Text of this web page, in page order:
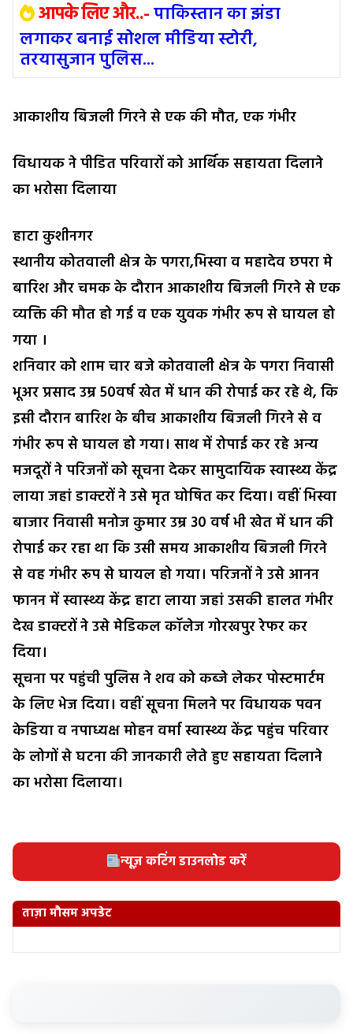
आपके लिए और..-पाकिस्तान का झंडा
लगाकर बनाई सोशल मीडिया स्टोरी,
तरयासुजान पुलिस...
आकाशीय बिजली गिरने से एक की मौत, एक गंभीर
विधायक ने पीडित परिवारों को आर्थिक सहायता दिलाने
का भरोसा दिलाया
हाटा कुशीनगर
स्थानीय कोतवाली क्षेत्र के पगरा,भिस्वा व महादेव छपरा मे
बारिश और चमक के दौरान आकाशीय बिजली गिरने से एक
व्यक्ति की मौत हो गई व एक युवक गंभीर रूप से घायल हो
गया ।
शनिवार को शाम चार बजे कोतवाली क्षेत्र के पगरा निवासी
भूअर प्रसाद उम्र 50वर्ष खेत में धान की रोपाई कर रहे थे, कि
इसी दौरान बारिश के बीच आकाशीय बिजली गिरने से व
गंभीर रूप से घायल हो गया। साथ में रोपाई कर रहे अन्य
मजदूरों ने परिजनों को सूचना देकर सामुदायिक स्वास्थ्य केंद्र
लाया जहां डाक्टरों ने उसे मृत घोषित कर दिया। वहीं भिस्वा
बाजार निवासी मनोज कुमार उम्र 30 वर्ष भी खेत में धान की
रोपाई कर रहा था कि उसी समय आकाशीय बिजली गिरने
से वह गंभीर रूप से घायल हो गया। परिजनों ने उसे आनन
फानन में स्वास्थ्य केंद्र हाटा लाया जहां उसकी हालत गंभीर
देख डाक्टरों ने उसे मेडिकल कॉलेज गोरखपुर रेफर कर
दिया।
सूचना पर पहुंची पुलिस ने शव को कब्जे लेकर पोस्टमार्टम
के लिए भेज दिया। वहीं सूचना मिलने पर विधायक पवन
केडिया व नपाध्यक्ष मोहन वर्मा स्वास्थ्य केंद्र पहुंच परिवार
के लोगों से घटना की जानकारी लेते हुए सहायता दिलाने
का भरोसा दिलाया।
न्यूज़ कटिंग डाउनलोड करें
ताज़ा मौसम अपडेट